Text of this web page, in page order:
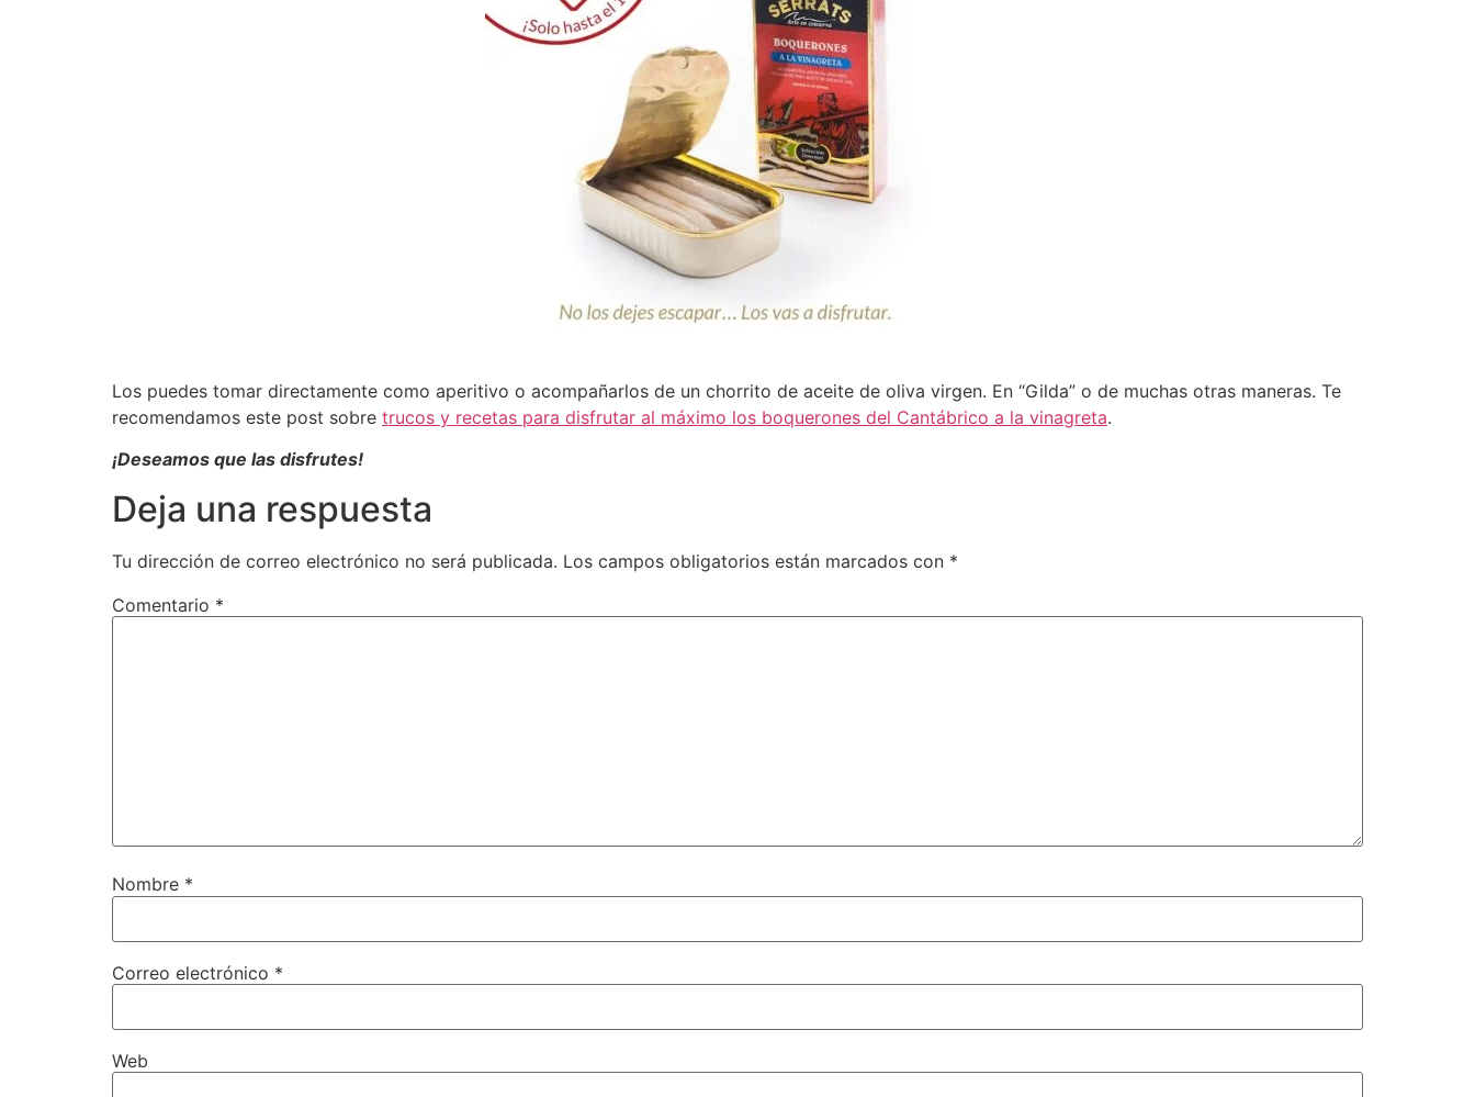
Los puedes tomar directamente como aperitivo o acompañarlos de un chorrito de aceite de oliva virgen. En “Gilda” o de muchas otras maneras. Te
recomendamos este post sobre trucos y recetas para disfrutar al máximo los boquerones del Cantábrico a la vinagreta.
¡Deseamos que las disfrutes!
Deja una respuesta
Tu dirección de correo electrónico no será publicada. Los campos obligatorios están marcados con *
Comentario *
Nombre *
Correo electrónico *
Web